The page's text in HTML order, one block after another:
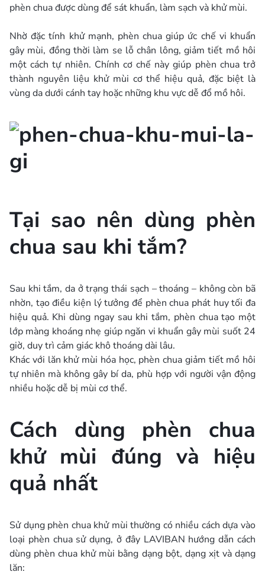
phèn chua được dùng để sát khuẩn, làm sạch và khử mùi.
Nhờ đặc tính khử mạnh, phèn chua giúp ức chế vi khuẩn
gây mùi, đồng thời làm se lỗ chân lông, giảm tiết mồ hôi
một cách tự nhiên. Chính cơ chế này giúp phèn chua trở
thành nguyên liệu khử mùi cơ thể hiệu quả, đặc biệt là
vùng da dưới cánh tay hoặc những khu vực dễ đổ mồ hôi.
Tại sao nên dùng phèn
chua sau khi tắm?
Sau khi tắm, da ở trạng thái sạch – thoáng – không còn bã
nhờn, tạo điều kiện lý tưởng để phèn chua phát huy tối đa
hiệu quả. Khi dùng ngay sau khi tắm, phèn chua tạo một
lớp màng khoáng nhẹ giúp ngăn vi khuẩn gây mùi suốt 24
giờ, duy trì cảm giác khô thoáng dài lâu.
Khác với lăn khử mùi hóa học, phèn chua giảm tiết mồ hôi
tự nhiên mà không gây bí da, phù hợp với người vận động
nhiều hoặc dễ bị mùi cơ thể.
Cách dùng phèn chua
khử mùi đúng và hiệu
quả nhất
Sử dụng phèn chua khử mùi thường có nhiều cách dựa vào
loại phèn chua sử dụng, ở đây LAVIBAN hướng dẫn cách
dùng phèn chua khử mùi bằng dạng bột, dạng xịt và dạng
lăn: